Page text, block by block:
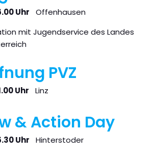
Uhr
Offenhausen
mit Jugendservice des Landes
PVZ
Uhr Linz
& Action Day
Uhr Hinterstoder